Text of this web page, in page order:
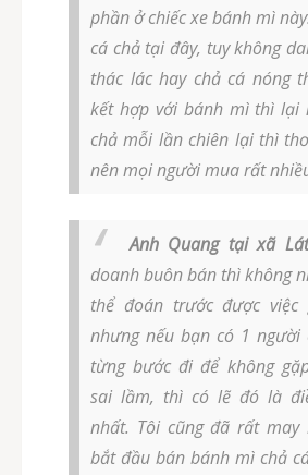
phần ở chiếc xe bánh mì
cá chả tại đây, tuy không
thác lác hay chả cá nóng
kết hợp với bánh mì thì lại
chả mỗi lần chiên lại thì
nên mọi người mua rất
Anh Quang tại xã
doanh buôn bán thì không
thể đoán trước được
nhưng nếu bạn có 1 người
từng bước đi để không
sai lầm, thì có lẽ đó là
nhất. Tôi cũng đã rất
bắt đầu bán bánh mì chả